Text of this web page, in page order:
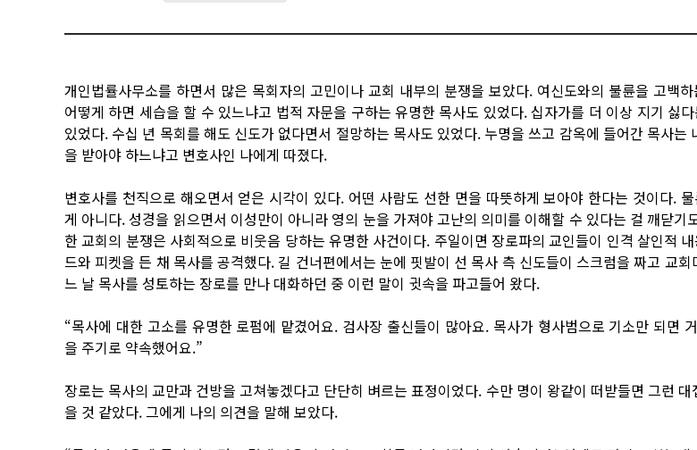
개인법률사무소를 하면서 많은 목회자의 고민이나 교회 내부의 분쟁을 보았다. 여신도와의 불륜을 고백
어떻게 하면 세습을 할 수 있느냐고 법적 자문을 구하는 유명한 목사도 있었다. 십자가를 더 이상 지기 싫
있었다. 수십 년 목회를 해도 신도가 없다면서 절망하는 목사도 있었다. 누명을 쓰고 감옥에 들어간 목사는
을 받아야 하느냐고 변호사인 나에게 따졌다.
변호사를 천직으로 해오면서 얻은 시각이 있다. 어떤 사람도 선한 면을 따뜻하게 보아야 한다는 것이다.
게 아니다. 성경을 읽으면서 이성만이 아니라 영의 눈을 가져야 고난의 의미를 이해할 수 있다는 걸 깨닫기
한 교회의 분쟁은 사회적으로 비웃음 당하는 유명한 사건이다. 주일이면 장로파의 교인들이 인격 살인적
드와 피켓을 든 채 목사를 공격했다. 길 건너편에서는 눈에 핏발이 선 목사 측 신도들이 스크럼을 짜고 교회
느 날 목사를 성토하는 장로를 만나 대화하던 중 이런 말이 귓속을 파고들어 왔다.
“목사에 대한 고소를 유명한 로펌에 맡겼어요. 검사장 출신들이 많아요. 목사가 형사범으로 기소만 되면
을 주기로 약속했어요.”
장로는 목사의 교만과 건방을 고쳐놓겠다고 단단히 벼르는 표정이었다. 수만 명이 왕같이 떠받들면 그런 대
을 것 같았다. 그에게 나의 의견을 말해 보았다.